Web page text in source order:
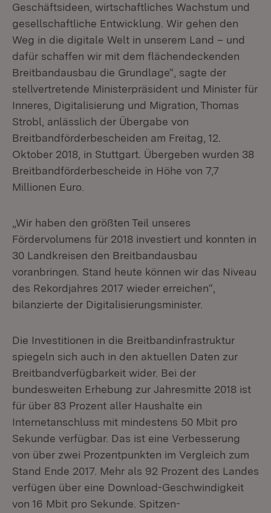
Geschäftsideen, wirtschaftliches Wachstum und
gesellschaftliche Entwicklung. Wir gehen den
Weg in die digitale Welt in unserem Land – und
dafür schaffen wir mit dem flächendeckenden
Breitbandausbau die Grundlage“, sagte der
stellvertretende Ministerpräsident und Minister für
Inneres, Digitalisierung und Migration, Thomas
Strobl, anlässlich der Übergabe von
Breitbandförderbescheiden am Freitag, 12.
Oktober 2018, in Stuttgart. Übergeben wurden 38
Breitbandförderbescheide in Höhe von 7,7
Millionen Euro.
„Wir haben den größten Teil unseres
Fördervolumens für 2018 investiert und konnten in
30 Landkreisen den Breitbandausbau
voranbringen. Stand heute können wir das Niveau
des Rekordjahres 2017 wieder erreichen“,
bilanzierte der Digitalisierungsminister.
Die Investitionen in die Breitbandinfrastruktur
spiegeln sich auch in den aktuellen Daten zur
Breitbandverfügbarkeit wider. Bei der
bundesweiten Erhebung zur Jahresmitte 2018 ist
für über 83 Prozent aller Haushalte ein
Internetanschluss mit mindestens 50 Mbit pro
Sekunde verfügbar. Das ist eine Verbesserung
von über zwei Prozentpunkten im Vergleich zum
Stand Ende 2017. Mehr als 92 Prozent des Landes
verfügen über eine Download-Geschwindigkeit
von 16 Mbit pro Sekunde. Spitzen-